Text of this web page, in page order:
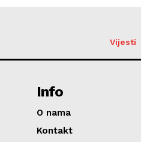
Vijesti
Info
O nama
Kontakt